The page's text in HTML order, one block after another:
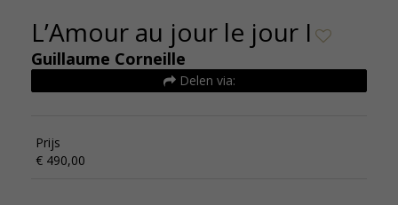
L’Amour au jour le jour I
Guillaume Corneille
Delen via:
Prijs
€ 490,00